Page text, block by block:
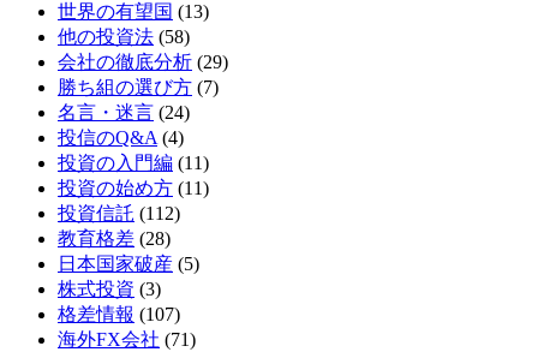
世界の有望国 (13)
他の投資法 (58)
会社の徹底分析 (29)
勝ち組の選び方 (7)
名言・迷言 (24)
投信のQ&A (4)
投資の入門編 (11)
投資の始め方 (11)
投資信託 (112)
教育格差 (28)
日本国家破産 (5)
株式投資 (3)
格差情報 (107)
海外FX会社 (71)